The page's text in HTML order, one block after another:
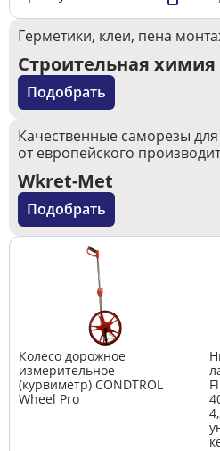
Герметики, клеи, пена
Строительная химия
Подобрать
Качественные саморезы
от европейского
Wkret-Met
Подобрать
Колесо дорожное
измерительное
(курвиметр) CONDTROL
Wheel Pro